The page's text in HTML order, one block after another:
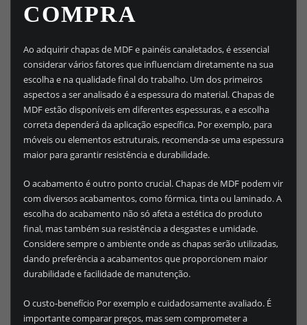
COMPRA
Ao adquirir chapas de MDF e painéis canaletados, é essencial
considerar vários fatores que influenciam diretamente na sua
escolha e na qualidade final do trabalho. Um dos primeiros
aspectos a ser analisado é a espessura do material. Chapas de
MDF estão disponíveis em diferentes espessuras, e a escolha
correta dependerá da aplicação específica. Por exemplo, para
móveis ou elementos estruturais, recomenda-se uma espessura
maior para garantir resistência e durabilidade.
O acabamento é outro ponto crucial. Chapas de MDF podem vir
com diversos acabamentos, como fórmica, tinta ou laminado. A
escolha do acabamento não só afeta a estética do produto
final, mas também sua resistência a desgastes e umidade.
Considere sempre o ambiente onde as chapas serão utilizadas,
dando preferência a acabamentos que proporcionem maior
durabilidade e facilidade de manutenção.
O custo-benefício Por exemplo e cuidadosamente avaliado. É
importante comparar preços, mas sem comprometer a